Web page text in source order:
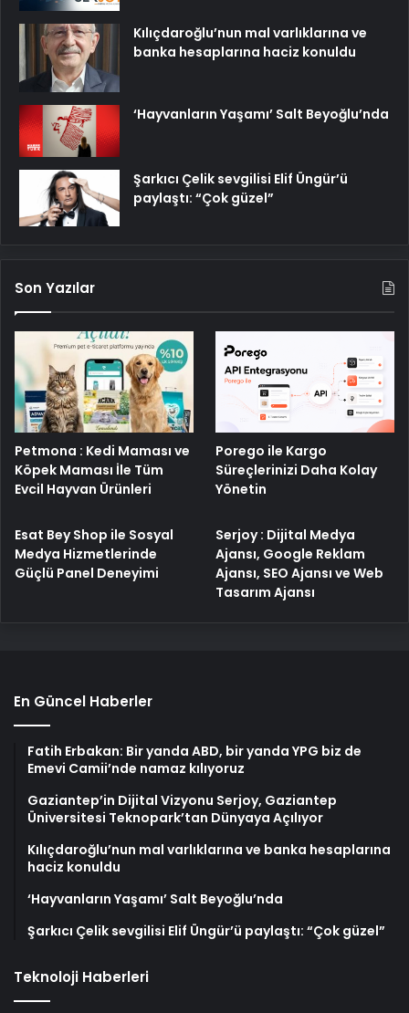
Kılıçdaroğlu’nun mal varlıklarına ve
banka hesaplarına haciz konuldu
‘Hayvanların Yaşamı’ Salt Beyoğlu’nda
Şarkıcı Çelik sevgilisi Elif Üngür’ü
paylaştı: “Çok güzel”
Son Yazılar
Petmona : Kedi Maması ve
Köpek Maması İle Tüm
Evcil Hayvan Ürünleri
Porego ile Kargo
Süreçlerinizi Daha Kolay
Yönetin
Esat Bey Shop ile Sosyal
Medya Hizmetlerinde
Güçlü Panel Deneyimi
Serjoy : Dijital Medya
Ajansı, Google Reklam
Ajansı, SEO Ajansı ve Web
Tasarım Ajansı
En Güncel Haberler
Fatih Erbakan: Bir yanda ABD, bir yanda YPG biz de
Emevi Camii’nde namaz kılıyoruz
Gaziantep’in Dijital Vizyonu Serjoy, Gaziantep
Üniversitesi Teknopark’tan Dünyaya Açılıyor
Kılıçdaroğlu’nun mal varlıklarına ve banka hesaplarına
haciz konuldu
‘Hayvanların Yaşamı’ Salt Beyoğlu’nda
Şarkıcı Çelik sevgilisi Elif Üngür’ü paylaştı: “Çok güzel”
Teknoloji Haberleri